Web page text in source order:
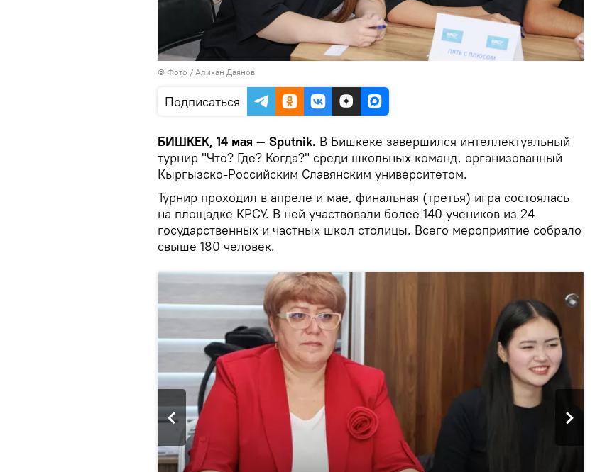
© Фото / Алихан Даянов
Подписаться
БИШКЕК, 14 мая — Sputnik. В Бишкеке завершился интеллектуальный
турнир "Что? Где? Когда?" среди школьных команд, организованный
Кыргызско-Российским Славянским университетом.
Турнир проходил в апреле и мае, финальная (третья) игра состоялась
на площадке КРСУ. В ней участвовали более 140 учеников из 24
государственных и частных школ столицы. Всего мероприятие собрало
свыше 180 человек.